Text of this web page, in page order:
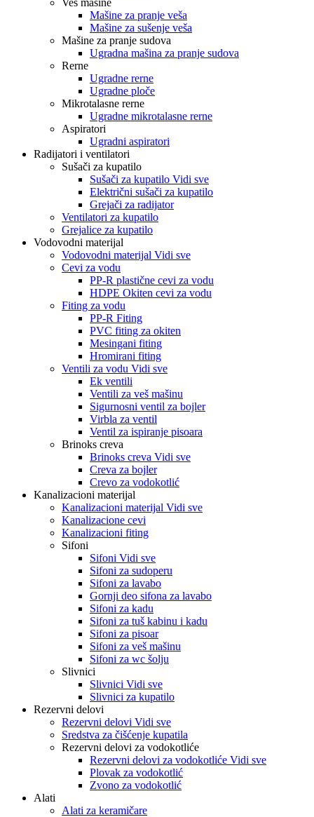
Veš mašine
Mašine za pranje veša
Mašine za sušenje veša
Mašine za pranje sudova
Ugradna mašina za pranje sudova
Rerne
Ugradne rerne
Ugradne ploče
Mikrotalasne rerne
Ugradne mikrotalasne rerne
Aspiratori
Ugradni aspiratori
Radijatori i ventilatori
Sušači za kupatilo
Sušači za kupatilo Vidi sve
Električni sušači za kupatilo
Grejači za radijator
Ventilatori za kupatilo
Grejalice za kupatilo
Vodovodni materijal
Vodovodni materijal Vidi sve
Cevi za vodu
PP-R plastične cevi za vodu
HDPE Okiten cevi za vodu
Fiting za vodu
PP-R Fiting
PVC fiting za okiten
Mesingani fiting
Hromirani fiting
Ventili za vodu Vidi sve
Ek ventili
Ventili za veš mašinu
Sigurnosni ventil za bojler
Virbla za ventil
Ventil za ispiranje pisoara
Brinoks creva
Brinoks creva Vidi sve
Creva za bojler
Crevo za vodokotlić
Kanalizacioni materijal
Kanalizacioni materijal Vidi sve
Kanalizacione cevi
Kanalizacioni fiting
Sifoni
Sifoni Vidi sve
Sifoni za sudoperu
Sifoni za lavabo
Gornji deo sifona za lavabo
Sifoni za kadu
Sifoni za tuš kabinu i kadu
Sifoni za pisoar
Sifoni za veš mašinu
Sifoni za wc šolju
Slivnici
Slivnici Vidi sve
Slivnici za kupatilo
Rezervni delovi
Rezervni delovi Vidi sve
Sredstva za čišćenje kupatila
Rezervni delovi za vodokotliće
Rezervni delovi za vodokotliće Vidi sve
Plovak za vodokotlić
Zvono za vodokotlić
Alati
Alati za keramičare